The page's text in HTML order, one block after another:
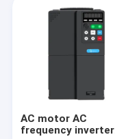
AC motor AC
frequency inverter